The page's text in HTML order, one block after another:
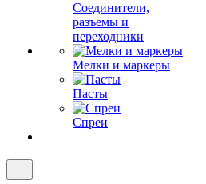
Соединители,
разъемы и
переходники
Мелки и маркеры
Пасты
Спреи